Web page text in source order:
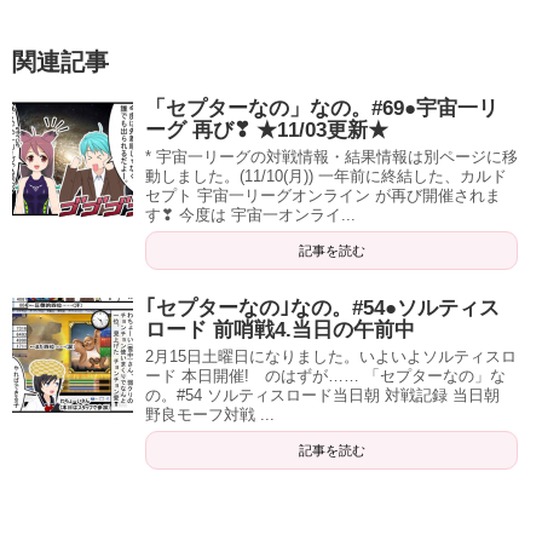
関連記事
「セプターなの」なの。#69●宇宙一リ
ーグ 再び❣ ★11/03更新★
* 宇宙一リーグの対戦情報・結果情報は別ページに移
動しました。(11/10(月)) 一年前に終結した、カルド
セプト 宇宙一リーグオンライン が再び開催されま
す❣ 今度は 宇宙一オンライ...
記事を読む
｢セプターなの｣なの。#54●ソルティス
ロード 前哨戦4.当日の午前中
2月15日土曜日になりました。いよいよソルティスロ
ード 本日開催! のはずが…… 「セプターなの」な
の。#54 ソルティスロード当日朝 対戦記録 当日朝
野良モーフ対戦 ...
記事を読む